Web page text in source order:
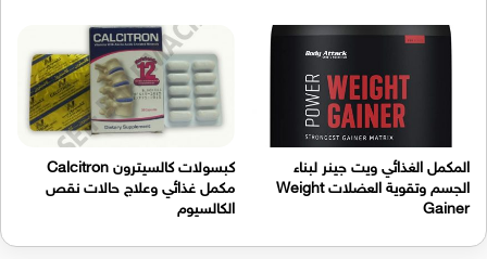
المكمل الغذائي ويت جينر لبناء
الجسم وتقوية العضلات Weight
Gainer
كبسولات كالسيترون Calcitron
مكمل غذائي وعلاج حالات نقص
الكالسيوم